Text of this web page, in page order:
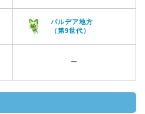
パルデア地方
（第9世代）
ー